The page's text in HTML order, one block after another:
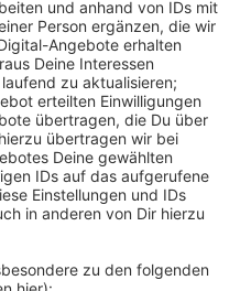
nur noch telefonisch
in Simmerath
Geburt auf unter
statt. Zu
die Schwangeren
kommen. Bei der
dabei sein,
für eine Stunde
08:18